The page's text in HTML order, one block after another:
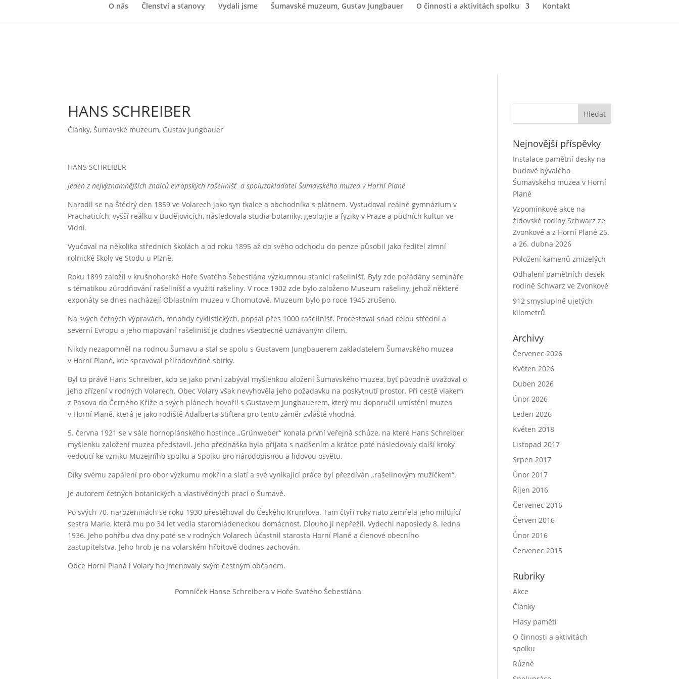
O nás Členství a stanovy Vydali jsme Šumavské muzeum, Gustav Jungbauer O činnosti a aktivitách spolku Kontakt
HANS SCHREIBER
Články,Šumavské muzeum, Gustav Jungbauer
HANS SCHREIBER
jeden z nejvýznamnějších znalců evropských rašelinišť aspoluzakladatel Šumavského muzea v Horní Plané
Narodil se na Štědrý den 1859 ve Volarech jako syn tkalce a obchodníka s plátnem. Vystudoval reálné gymnázium v
Prachaticích, vyšší reálku v Budějovicích, následovala studia botaniky, geologie a fyziky v Praze a půdních kultur ve
Vídni.
Vyučoval na několika středních školách a od roku 1895 až do svého odchodu do penze působil jako ředitel zimní
rolnické školy ve Stodu u Plzně.
Roku 1899 založil v krušnohorské Hoře Svatého Šebestiána výzkumnou stanici rašelinišť. Byly zde pořádány semináře
s tématikou zúrodňování rašelinišť a využití rašeliny. V roce 1902 zde bylo založeno Museum rašeliny, jehož některé
exponáty se dnes nacházejí Oblastním muzeu v Chomutově. Muzeum bylo po roce 1945 zrušeno.
Na svých četných výpravách, mnohdy cyklistických, popsal přes 1000 rašelinišť. Procestoval snad celou střední a
severní Evropu a jeho mapování rašelinišť je dodnes všeobecně uznávaným dílem.
Nikdy nezapomněl na rodnou Šumavu a stal se spolu s Gustavem Jungbauerem zakladatelem Šumavského muzea
v Horní Plané, kde spravoval přírodovědné sbírky.
Byl to právě Hans Schreiber, kdo se jako první zabýval myšlenkou aložení Šumavského muzea, byť původně uvažoval o
jeho zřízení v rodných Volarech. Obec Volary však nevyhověla jeho požadavku na poskytnutí prostor. Při cestě vlakem
z Pasova do Černého Kříže o svých plánech hovořil s Gustavem Jungbauerem, který mu doporučil umístění muzea
v Horní Plané, která je jako rodiště Adalberta Stiftera pro tento záměr zvláště vhodná.
5. června 1921 se v sále hornoplánského hostince „Grünweber“ konala první veřejná schůze, na které Hans Schreiber
myšlenku založení muzea představil. Jeho přednáška byla přijata s nadšením a krátce poté následovaly další kroky
vedoucí ke vzniku Muzejního spolku a Spolku pro národopisnou a lidovou osvětu.
Díky svému zapálení pro obor výzkumu mokřin a slatí a své vynikající práce byl přezdíván „rašelinovým mužíčkem“.
Je autorem četných botanických a vlastivědných prací o Šumavě.
Po svých 70. narozeninách se roku 1930 přestěhoval do Českého Krumlova. Tam čtyři roky nato zemřela jeho milující
sestra Marie, která mu po 34 let vedla staromládeneckou domácnost. Dlouho ji nepřežil. Vydechl naposledy 8. ledna
1936. Jeho pohřbu dva dny poté se v rodných Volarech účastnil starosta Horní Plané a členové obecního
zastupitelstva. Jeho hrob je na volarském hřbitově dodnes zachován.
Obce Horní Planá i Volary ho jmenovaly svým čestným občanem.
Pomníček Hanse Schreibera v Hoře Svatého Šebestiána
Nejnovější příspěvky
Instalace pamětní desky na
budově bývalého
Šumavského muzea v Horní
Plané
Vzpomínkové akce na
židovské rodiny Schwarz ze
Zvonkové a z Horní Plané 25.
a 26. dubna 2026
Položení kamenů zmizelých
Odhalení pamětních desek
rodině Schwarz ve Zvonkové
912 smysluplně ujetých
kilometrů
Archivy
Červenec 2026
Květen 2026
Duben 2026
Únor 2026
Leden 2026
Květen 2018
Listopad 2017
Srpen 2017
Únor 2017
Říjen 2016
Červenec 2016
Červen 2016
Únor 2016
Červenec 2015
Rubriky
Akce
Články
Hlasy paměti
O činnosti a aktivitách
spolku
Různé